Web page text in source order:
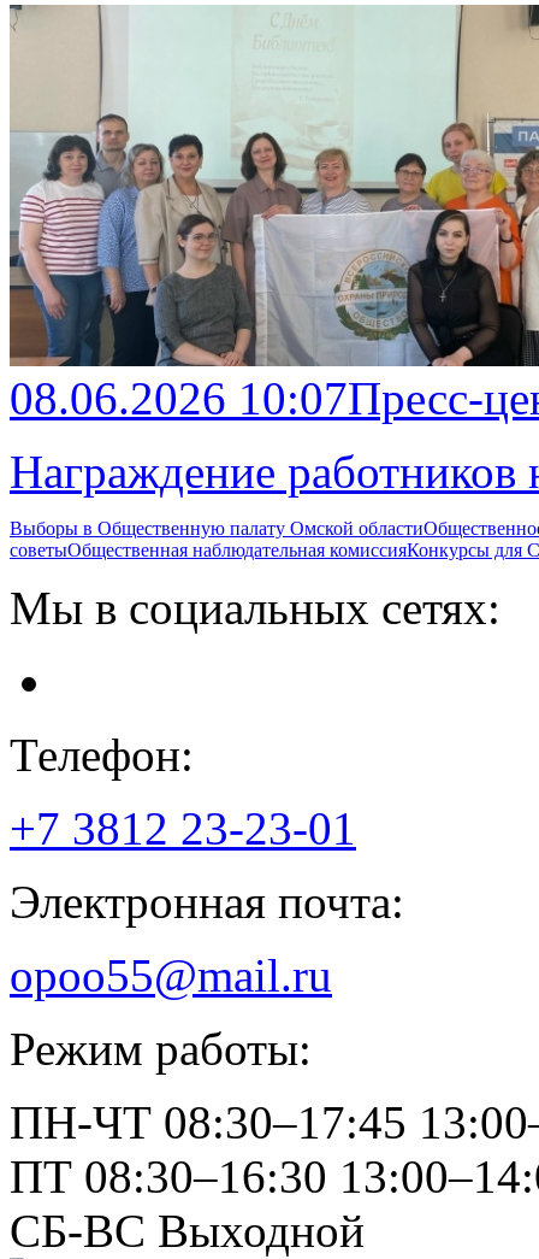
08.06.2026 10:07Пресс-
Награждение работников
Выборы в Общественную палату Омской области
советыОбщественная наблюдательная комиссияКонкурсы
Мы в социальных сетях:
Телефон:
+7 3812 23-23-01
Электронная почта:
opoo55@mail.ru
Режим работы:
ПН-ЧТ 08:30–17:45
ПТ 08:30–16:30
СБ-ВС Выходной